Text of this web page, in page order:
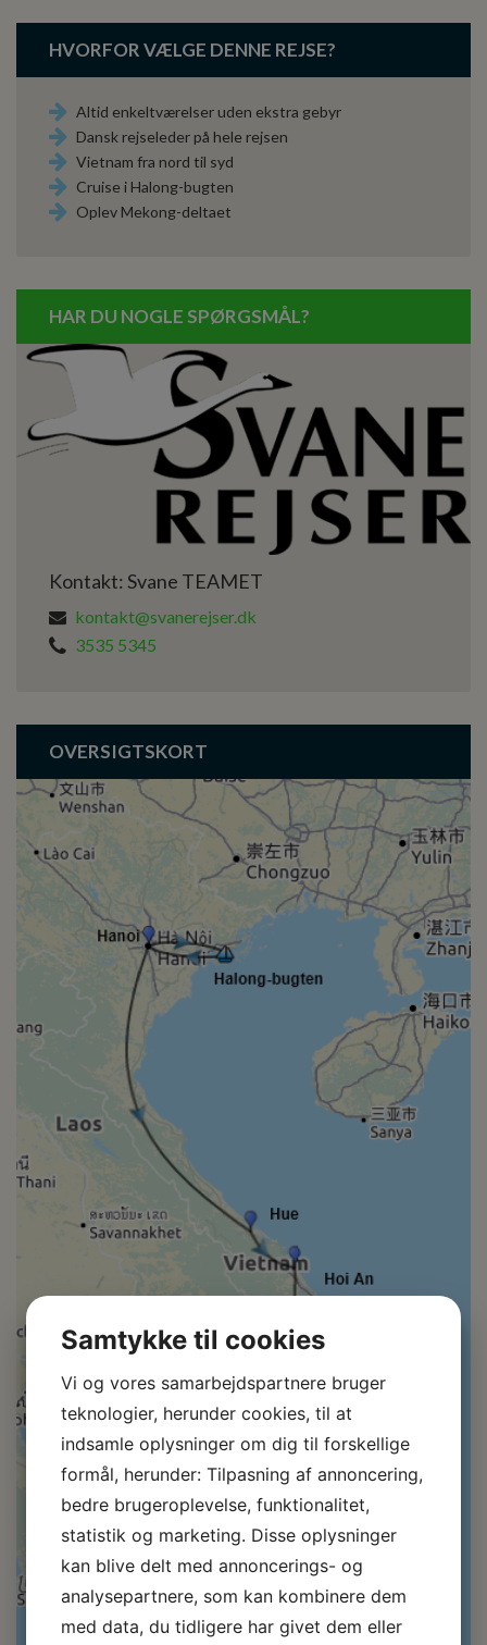
HVORFOR VÆLGE DENNE REJSE?
Altid enkeltværelser uden ekstra gebyr
Dansk rejseleder på hele rejsen
Vietnam fra nord til syd
Cruise i Halong-bugten
Oplev Mekong-deltaet
HAR DU NOGLE SPØRGSMÅL?
Kontakt: Svane TEAMET
kontakt@svanerejser.dk
3535 5345
OVERSIGTSKORT
Samtykke til cookies
Vi og vores samarbejdspartnere bruger
teknologier, herunder cookies, til at
indsamle oplysninger om dig til forskellige
formål, herunder: Tilpasning af annoncering,
bedre brugeroplevelse, funktionalitet,
statistik og marketing. Disse oplysninger
kan blive delt med annoncerings- og
analysepartnere, som kan kombinere dem
med data, du tidligere har givet dem eller